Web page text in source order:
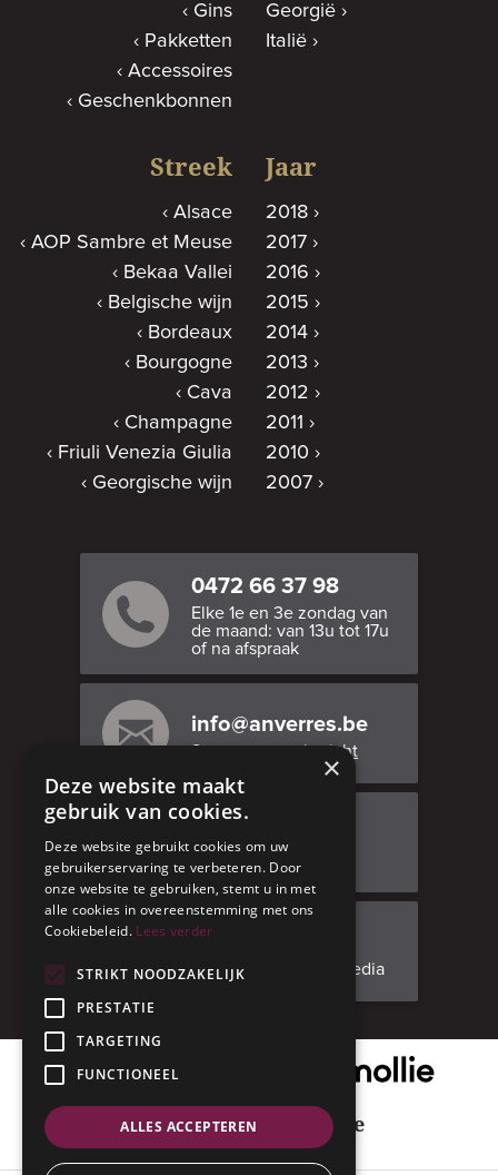
Gins
Pakketten
Accessoires
Geschenkbonnen
Georgië
Italië
Streek
Alsace
AOP Sambre et Meuse
Bekaa Vallei
Belgische wijn
Bordeaux
Bourgogne
Cava
Champagne
Friuli Venezia Giulia
Georgische wijn
Jaar
2018
2017
2016
2015
2014
2013
2012
2011
2010
2007
0472 66 37 98
Elke 1e en 3e zondag van
de maand: van 13u tot 17u
of na afspraak
info@anverres.be
Stuur ons een bericht
Adresgegevens
Facebook
Volg ons op social media
Onze veilige betaalpartner
Geniet met mate
×
Deze website maakt
gebruik van cookies.
Deze website gebruikt cookies om uw
gebruikerservaring te verbeteren. Door
onze website te gebruiken, stemt u in met
alle cookies in overeenstemming met ons
Cookiebeleid. Lees verder
STRIKT NOODZAKELIJK
PRESTATIE
TARGETING
FUNCTIONEEL
ALLES ACCEPTEREN